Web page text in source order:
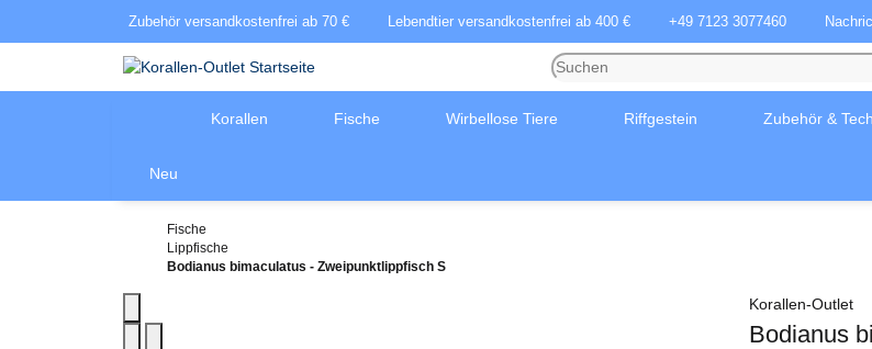
Zubehör versandkostenfrei ab 70 € Lebendtier versandkostenfrei ab 400 € +49 7123 3077460
Korallen Fische Wirbellose Tiere Riffgestein Zubehör &
Neu
Fische
Lippfische
Bodianus bimaculatus - Zweipunktlippfisch S
Korallen-Outlet
Bodianus